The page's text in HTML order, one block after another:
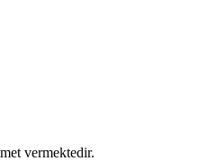
vermektedir.